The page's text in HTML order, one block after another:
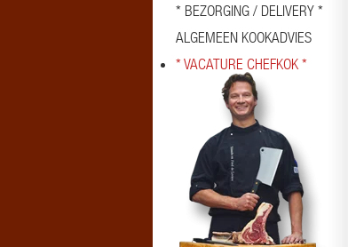
* BEZORGING / DELIVERY *
ALGEMEEN KOOKADVIES
* VACATURE CHEFKOK *